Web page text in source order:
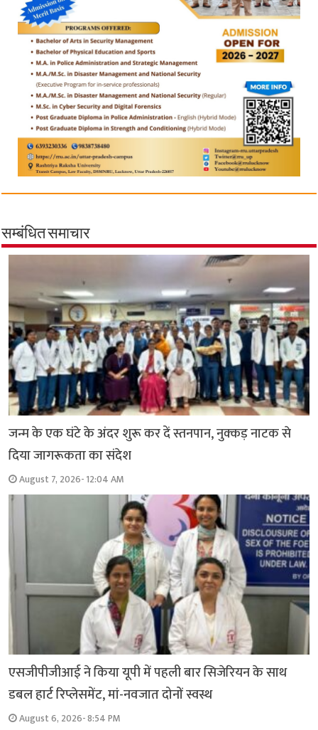
सम्बंधित समाचार
जन्म के एक घंटे के अंदर शुरू कर दें स्तनपान, नुक्कड़ नाटक से
दिया जागरूकता का संदेश
August 7, 2026- 12:04 AM
एसजीपीजीआई ने किया यूपी में पहली बार सिजेरियन के साथ
डबल हार्ट रिप्लेसमेंट, मां-नवजात दोनों स्वस्थ
August 6, 2026- 8:54 PM